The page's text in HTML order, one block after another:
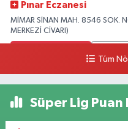
Pınar Eczanesi
MİMAR SİNAN MAH. 8546 SOK.
MERKEZİ CİVARI)
Tüm
Süper Lig Puan